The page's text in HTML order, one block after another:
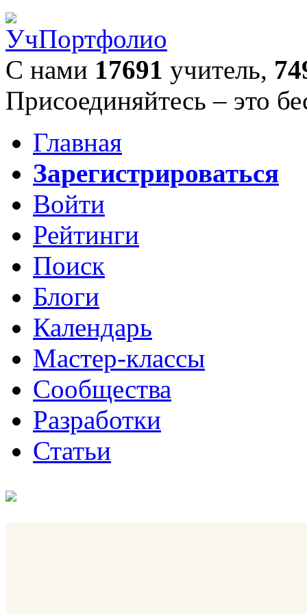
С нами 17691 учитель,
Присоединяйтесь – это
Главная
Зарегистрироваться
Войти
Рейтинги
Поиск
Блоги
Календарь
Мастер-классы
Сообщества
Разработки
Статьи